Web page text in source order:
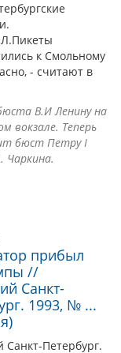
к Смольному
- считают в
В.И Ленину на
вокзале. Теперь
бюст Петру I
Чаркина.
прибыл
//
Санкт-
1993, № ...
Санкт-Петербург.